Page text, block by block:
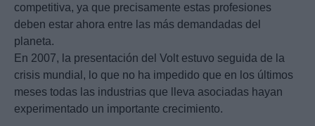
competitiva, ya que precisamente estas profesiones
deben estar ahora entre las más demandadas del
planeta.
En 2007, la presentación del Volt estuvo seguida de la
crisis mundial, lo que no ha impedido que en los últimos
meses todas las industrias que lleva asociadas hayan
experimentado un importante crecimiento.